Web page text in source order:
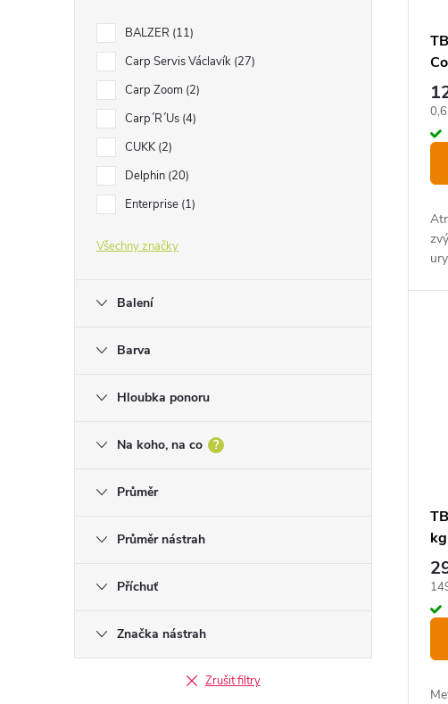
BALZER 11
Carp Servis Václavík 27
Carp Zoom 2
Carp´R´Us 4
CUKK 2
Delphin 20
Enterprise 1
Všechny značky
Balení
Barva
Hloubka ponoru
Na koho, na co ?
Průměr
Průměr nástrah
Příchuť
Značka nástrah
Zrušit filtry
kg